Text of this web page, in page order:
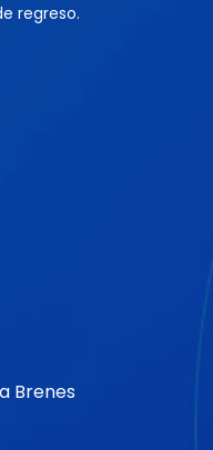
regreso.
Brenes